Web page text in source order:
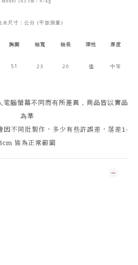
Model 163 cm / 47kg
衣 尺寸：公分 (平放測量)
胸圍 袖寬 袖長 彈性 厚度
51 23 20 佳 中等
電腦螢幕不同而有所差異，商品皆以實品
為準
因不同批製作，多少有些許誤差，落差1-
皆為正常範圍